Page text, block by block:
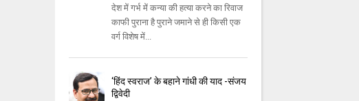
देश में गर्भ में कन्या की हत्या करने का रिवाज
काफी पुराना है पुराने जमाने से ही किसी एक
वर्ग विशेष में...
‘हिंद स्वराज’ के बहाने गांधी की याद -संजय
द्विवेदी